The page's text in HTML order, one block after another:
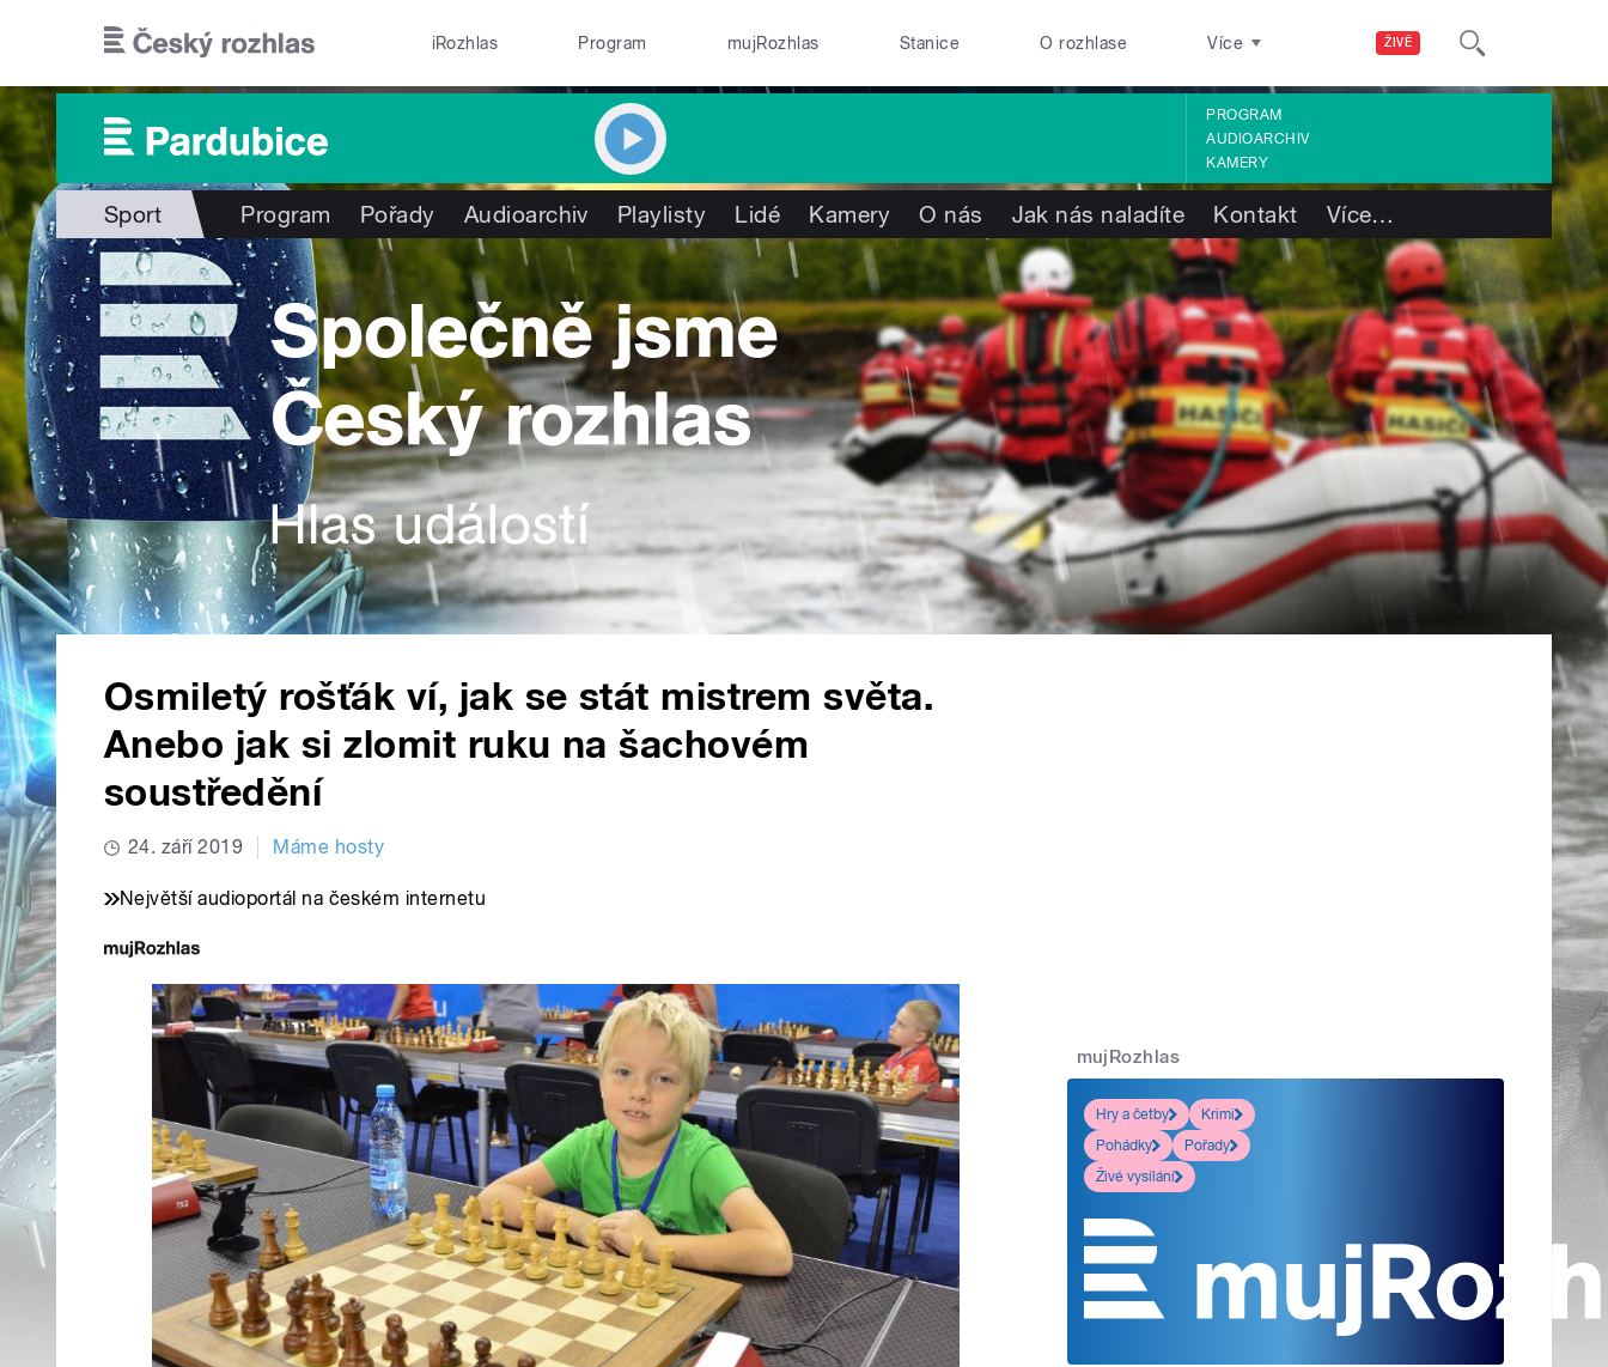
ŽIVĚ
iRozhlas Program mujRozhlas Stanice O rozhlase Více
PROGRAM
AUDIOARCHIV
KAMERY
Sport Program Pořady Audioarchiv Playlisty Lidé Kamery O nás Jak nás naladíte Kontakt Více…
Osmiletý rošťák ví, jak se stát mistrem světa.
Anebo jak si zlomit ruku na šachovém
soustředění
24. září 2019 Máme hosty
Největší audioportál na českém internetu
mujRozhlas
Hry a četby
Krimi
Pohádky
Pořady
Živé vysílání